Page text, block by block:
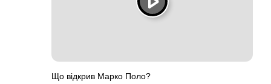
Що відкрив Марко Поло?